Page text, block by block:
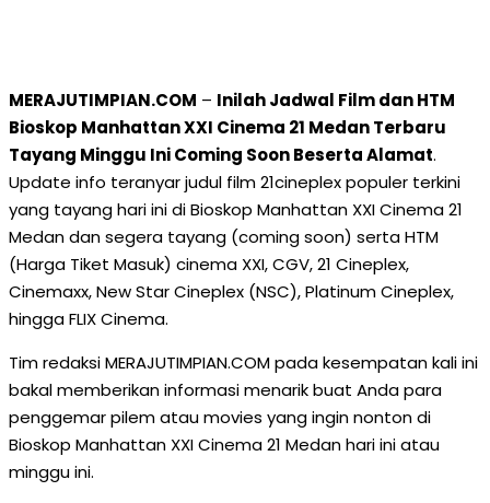
MERAJUTIMPIAN.COM – Inilah Jadwal Film dan HTM
Bioskop Manhattan XXI Cinema 21 Medan Terbaru
Tayang Minggu Ini Coming Soon Beserta Alamat.
Update info teranyar judul film 21cineplex populer terkini
yang tayang hari ini di Bioskop Manhattan XXI Cinema 21
Medan dan segera tayang (coming soon) serta HTM
(Harga Tiket Masuk) cinema XXI, CGV, 21 Cineplex,
Cinemaxx, New Star Cineplex (NSC), Platinum Cineplex,
hingga FLIX Cinema.
Tim redaksi MERAJUTIMPIAN.COM pada kesempatan kali ini
bakal memberikan informasi menarik buat Anda para
penggemar pilem atau movies yang ingin nonton di
Bioskop Manhattan XXI Cinema 21 Medan hari ini atau
minggu ini.